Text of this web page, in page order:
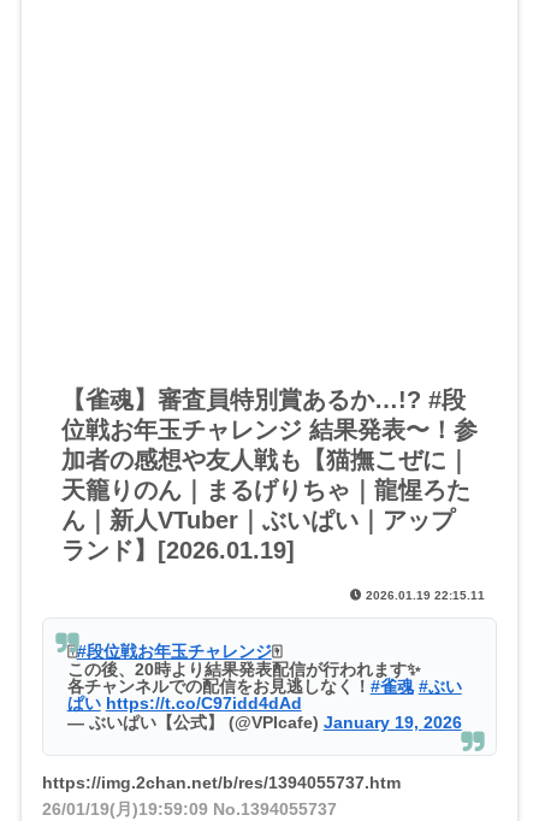
【雀魂】審査員特別賞あるか…!? #段
位戦お年玉チャレンジ 結果発表〜！参
加者の感想や友人戦も【猫撫こぜに｜
天籠りのん｜まるげりちゃ｜龍惺ろた
ん｜新人VTuber｜ぶいぱい｜アップ
ランド】[2026.01.19]
2026.01.19 22:15.11
🀄️#段位戦お年玉チャレンジ🀄️
この後、20時より結果発表配信が行われます✨
各チャンネルでの配信をお見逃しなく！ #雀魂 #ぶい
ぱい https://t.co/C97idd4dAd
— ぶいぱい【公式】 (@VPIcafe) January 19, 2026
https://img.2chan.net/b/res/1394055737.htm
26/01/19(月)19:59:09No.1394055737